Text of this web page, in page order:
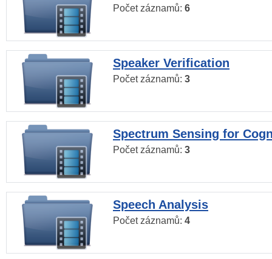
Počet záznamů: 6
Speaker Verification
Počet záznamů: 3
Spectrum Sensing for
Počet záznamů: 3
Speech Analysis
Počet záznamů: 4